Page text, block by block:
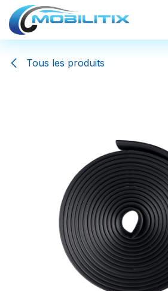
Se rendre au contenu
Tous les produits